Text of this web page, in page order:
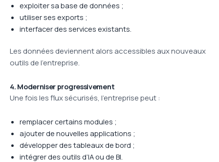
exploiter sa base de données ;
utiliser ses exports ;
interfacer des services existants.
Les données deviennent alors accessibles aux nouveaux
outils de l’entreprise.
4. Moderniser progressivement
Une fois les flux sécurisés, l’entreprise peut :
remplacer certains modules ;
ajouter de nouvelles applications ;
développer des tableaux de bord ;
intégrer des outils d’IA ou de BI.